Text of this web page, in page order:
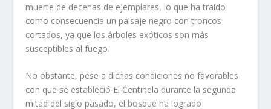
muerte de decenas de ejemplares, lo que ha traído
como consecuencia un paisaje negro con troncos
cortados, ya que los árboles exóticos son más
susceptibles al fuego.
No obstante, pese a dichas condiciones no favorables
con que se estableció El Centinela durante la segunda
mitad del siglo pasado, el bosque ha logrado